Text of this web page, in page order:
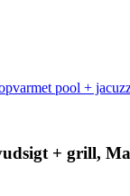
pool +
+ grill,